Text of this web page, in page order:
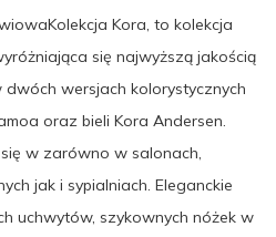
Kora, to kolekcja
się najwyższą jakością
wersjach kolorystycznych
oraz bieli Kora Andersen.
w zarówno w salonach,
jak i sypialniach. Eleganckie
uchwytów, szykownych nóżek w